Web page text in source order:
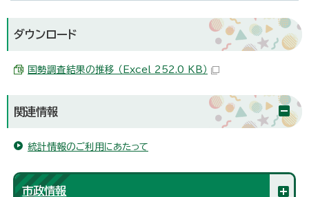
ダウンロード
国勢調査結果の推移 （Excel 252.0 KB）
関連情報
統計情報のご利用にあたって
市政情報